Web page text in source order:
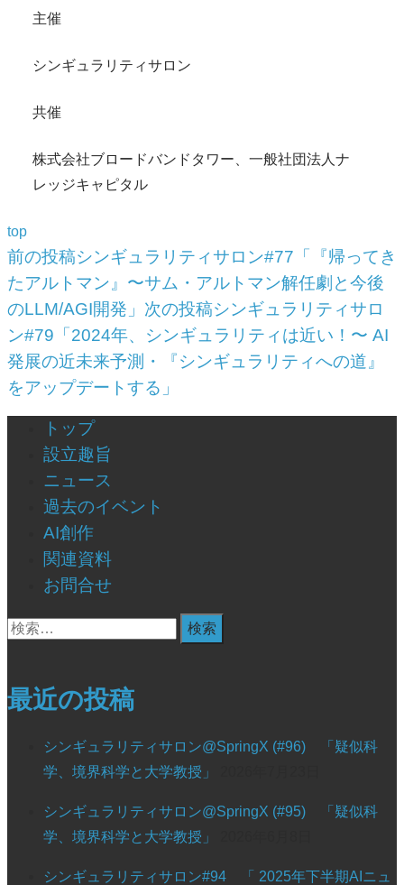
主催
シンギュラリティサロン
共催
株式会社ブロードバンドタワー、一般社団法人ナ
レッジキャピタル
top
投
稿
ナ
ビ
ゲ
ー
前の投稿シンギュラリティサロン#77「『帰ってき
たアルトマン』〜サム・アルトマン解任劇と今後
のLLM/AGI開発」 次の投稿シンギュラリティサロ
ン#79「2024年、シンギュラリティは近い！〜 AI
発展の近未来予測・『シンギュラリティへの道』
をアップデートする」
トップ
設立趣旨
ニュース
過去のイベント
AI創作
関連資料
お問合せ
検
最近の投稿
シンギュラリティサロン@SpringX (#96) 「疑似科
学、境界科学と大学教授」
シンギュラリティサロン@SpringX (#95) 「疑似科
学、境界科学と大学教授」
シンギュラリティサロン#94 「 2025年下半期AIニュ